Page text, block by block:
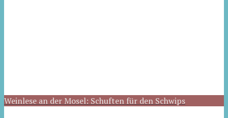
Weinlese an der Mosel: Schuften für den Schwips